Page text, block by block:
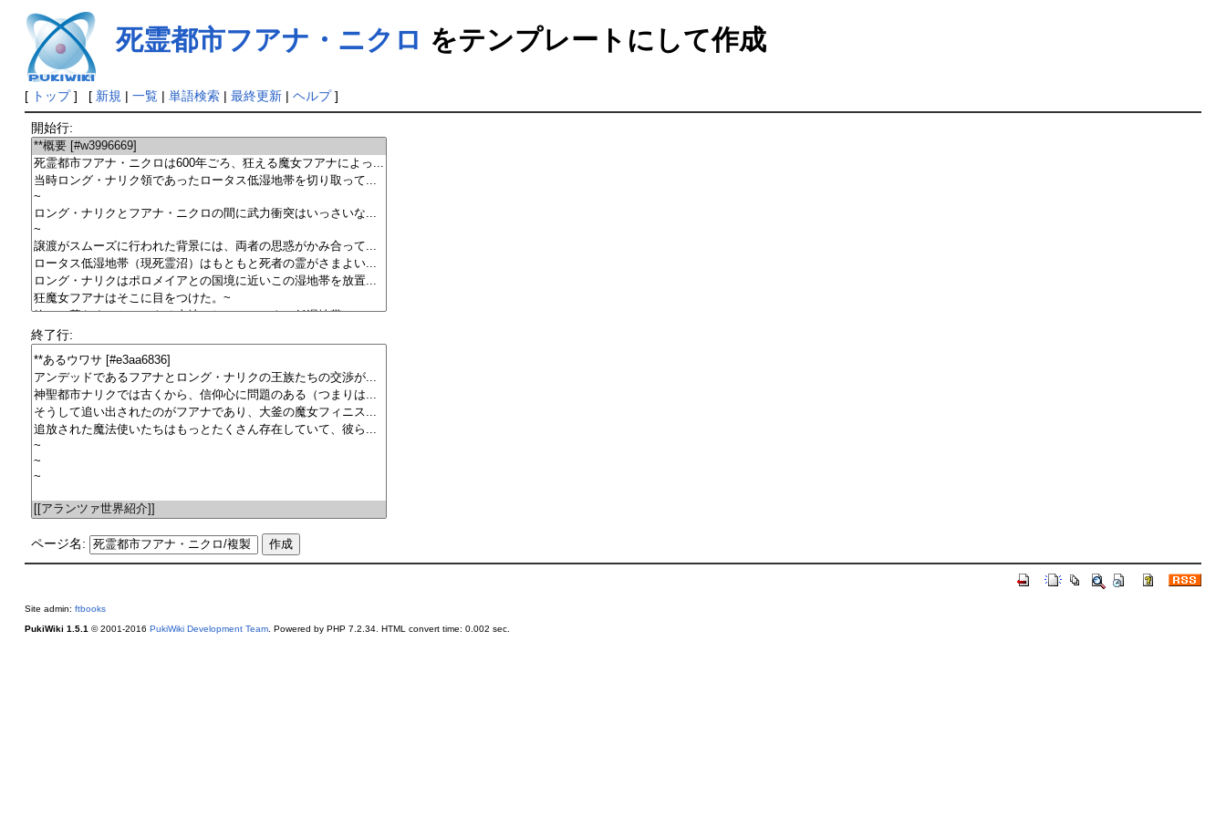
死霊都市フアナ・ニクロ をテンプレートにして作成
[ トップ] [ 新規 | 一覧| 単語検索| 最終更新| ヘルプ]
開始行:
終了行:
ページ名:
Site admin: ftbooks
PukiWiki 1.5.1 © 2001-2016 PukiWiki Development Team. Powered by PHP 7.2.34. HTML convert time: 0.002 sec.